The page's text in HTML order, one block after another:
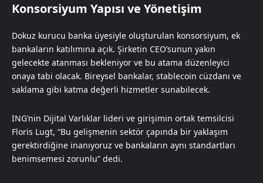
Konsorsiyum Yapısı ve Yönetişim
Dokuz kurucu banka üyesiyle oluşturulan konsorsiyum, ek
bankaların katılımına açık. Şirketin CEO’sunun yakın
gelecekte atanması bekleniyor ve bu atama düzenleyici
onaya tabi olacak. Bireysel bankalar, stablecoin cüzdanı ve
saklama gibi katma değerli hizmetler sunabilecek.
ING’nin Dijital Varlıklar lideri ve girişimin ortak temsilcisi
Floris Lugt, “Bu gelişmenin sektör çapında bir yaklaşım
gerektirdiğine inanıyoruz ve bankaların aynı standartları
benimsemesi zorunlu” dedi.